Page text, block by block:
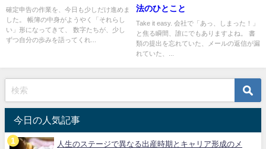
確定申告の作業を、今日も少しだけ進めま
した。 帳簿の中身がようやく「それらし
い」形になってきて、 数字たちが、少し
ずつ自分の歩みを語ってくれ...
法のひとこと
Take it easy. 会社で「あっ、しまった！」
と焦る瞬間、誰にでもありますよね。 書
類の提出を忘れていた、メールの返信が漏
れていた、...
今日の人気記事
人生のステージで異なる出産時期とキャリア形成のメ